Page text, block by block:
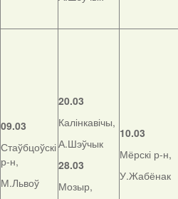
09.03
Стаўбцоўскі
р-н,
М.Львоў
20.03
Калінкавічы,
А.Шэўчык
28.03
Мозыр,
10.03
Мёрскі р-н,
У.Жабёнак